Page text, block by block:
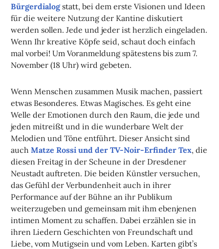
Bürgerdialogstatt, bei dem erste Visionen und Ideen
für die weitere Nutzung der Kantine diskutiert
werden sollen. Jede und jeder ist herzlich eingeladen.
Wenn Ihr kreative Köpfe seid, schaut doch einfach
mal vorbei! Um Voranmeldung spätestens bis zum 7.
November (18 Uhr) wird gebeten.
Wenn Menschen zusammen Musik machen, passiert
etwas Besonderes. Etwas Magisches. Es geht eine
Welle der Emotionen durch den Raum, die jede und
jeden mitreißt und in die wunderbare Welt der
Melodien und Töne entführt. Dieser Ansicht sind
auchMatze Rossi und der TV-Noir-Erfinder Tex, die
diesen Freitag in der Scheune in der Dresdener
Neustadt auftreten. Die beiden Künstler versuchen,
das Gefühl der Verbundenheit auch in ihrer
Performance auf der Bühne an ihr Publikum
weiterzugeben und gemeinsam mit ihm ebenjenen
intimen Moment zu schaffen. Dabei erzählen sie in
ihren Liedern Geschichten von Freundschaft und
Liebe, vom Mutigsein und vom Leben. Karten gibt’s